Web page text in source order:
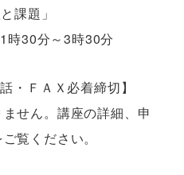
課題」
時30分～3時30分
・ＦＡＸ必着締切】
せん。講座の詳細、申
覧ください。